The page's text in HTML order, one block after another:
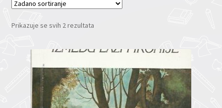
Prikazuje se svih 2 rezultata